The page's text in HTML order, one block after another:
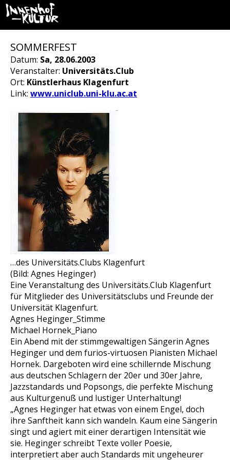
SOMMERFEST
Datum: Sa, 28.06.2003
Veranstalter: Universitäts.Club
Ort: Künstlerhaus Klagenfurt
Link: www.uniclub.uni-klu.ac.at
…des Universitäts.Clubs Klagenfurt
(Bild: Agnes Heginger)
Eine Veranstaltung des Universitäts.Club Klagenfurt
für Mitglieder des Universitätsclubs und Freunde der
Universität Klagenfurt.
Agnes Heginger_Stimme
Michael Hornek_Piano
Ein Abend mit der stimmgewaltigen Sängerin Agnes
Heginger und dem furios-virtuosen Pianisten Michael
Hornek. Dargeboten wird eine schillernde Mischung
aus deutschen Schlagern der 20er und 30er Jahre,
Jazzstandards und Popsongs, die perfekte Mischung
aus Kulturgenuß und lustiger Unterhaltung!
„Agnes Heginger hat etwas von einem Engel, doch
ihre Sanftheit kann sich wandeln. Kaum eine Sängerin
singt und agiert mit einer derartigen Intensität wie
sie. Heginger schreibt Texte voller Poesie,
interpretiert aber auch Standards mit ungeheurer